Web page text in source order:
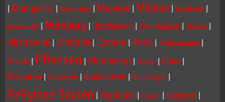
| Montpellier | Motorräder | Museen | Mühlen | Nordsee |
Normandie | Nürnberg | Oberbayern | Oberfranken | Objekte |
Okzitanien | Oldtimer | Ostsee | Paris | Parkanlagen |
Pferde | Pflanzen | Photoshop | Polizei | Praia |
Primaten | Quiberon | Raubkatzen | Raubvögel |
Religiöse Bauten | Reptilien | Ruinen | Sachsen |